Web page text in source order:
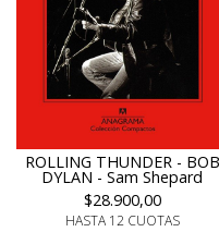
ROLLING THUNDER - BOB
DYLAN - Sam Shepard
$28.900,00
HASTA 12 CUOTAS